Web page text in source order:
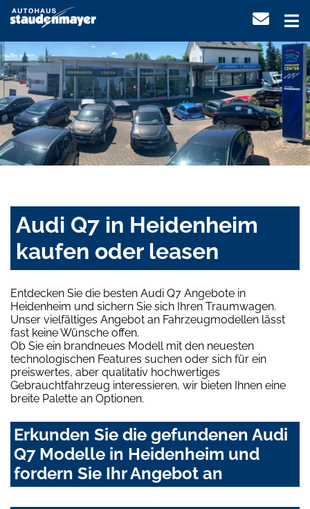
Audi Q7 in Heidenheim
kaufen oder leasen
Entdecken Sie die besten Audi Q7 Angebote in
Heidenheim und sichern Sie sich Ihren Traumwagen.
Unser vielfältiges Angebot an Fahrzeugmodellen lässt
fast keine Wünsche offen.
Ob Sie ein brandneues Modell mit den neuesten
technologischen Features suchen oder sich für ein
preiswertes, aber qualitativ hochwertiges
Gebrauchtfahrzeug interessieren, wir bieten Ihnen eine
breite Palette an Optionen.
Erkunden Sie die gefundenen Audi
Q7 Modelle in Heidenheim und
fordern Sie Ihr Angebot an